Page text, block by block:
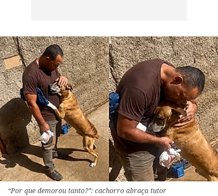
“Por que demorou tanto?”: cachorro abraça tutor